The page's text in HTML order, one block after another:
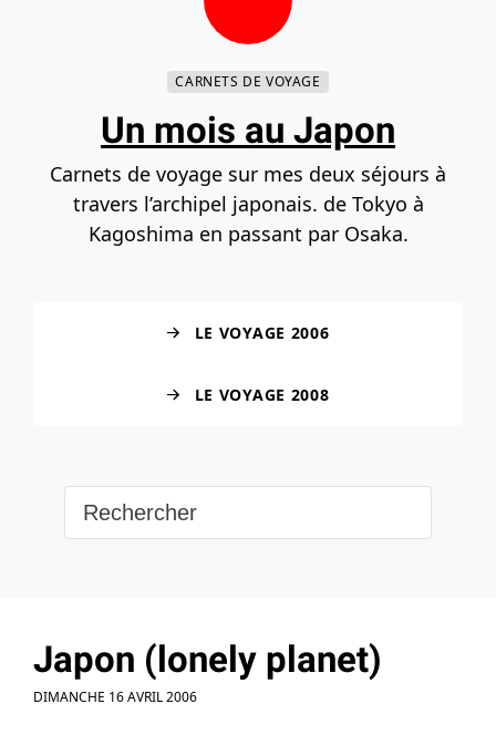
Navigation principale
Accéder au bas de la page
CARNETS DE VOYAGE
Un mois au Japon
Carnets de voyage sur mes deux séjours à
travers l’archipel japonais. de Tokyo à
Kagoshima en passant par Osaka.
LE VOYAGE 2006
LE VOYAGE 2008
Japon (lonely planet)
DIMANCHE 16 AVRIL 2006